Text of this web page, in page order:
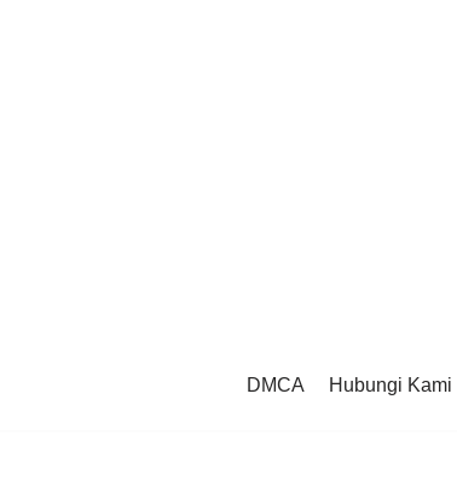
DMCA Hubungi Kami